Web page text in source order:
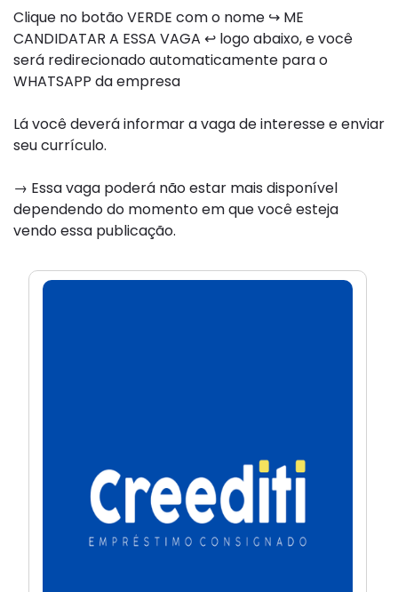
Clique no botão VERDE com o nome ↪ ME
CANDIDATAR A ESSA VAGA ↩ logo abaixo, e você
será redirecionado automaticamente para o
WHATSAPP da empresa
Lá você deverá informar a vaga de interesse e enviar
seu currículo.
→ Essa vaga poderá não estar mais disponível
dependendo do momento em que você esteja
vendo essa publicação.